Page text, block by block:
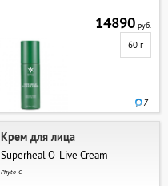
14890руб.
60 г
7
Крем для лица
Superheal O-Live Cream
Phyto-C